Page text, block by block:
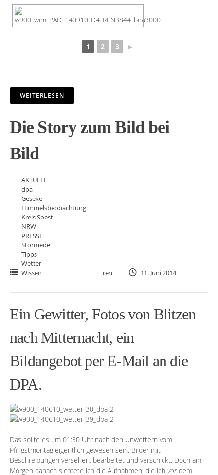
1 2 3 ►
WEITERLESEN
Die Story zum Bild bei
Bild
AKTUELL
dpa
Geseke
Himmelsbeobachtung
Kreis Soest
NRW
PRESSE
Störmede
Tipps
Wetter
Wissen
ren 11. Juni 2014
Ein Gewitter, Fotos von Blitzen
nach Mitternacht, ein
Bildangebot per E-Mail an die
DPA.
Das sollte es um 01:30 Uhr nach den Unwettern vom
Pfingstmontag eigentlich gewesen sein. Bilder mit
Beschreibungen versehen, bearbeitet und verschickt. Doch am
Morgen danach sichtete ich die Aufnahmen, die ich vordem